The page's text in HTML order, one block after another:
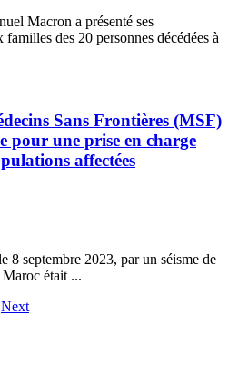
Macron a présenté ses
des 20 personnes décédées à
Sans Frontières (MSF)
pour une prise en charge
affectées
8 septembre 2023, par un séisme de
était ...
Next